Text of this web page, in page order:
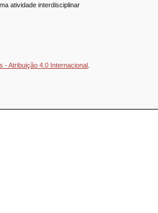
atividade interdisciplinar
- Atribuição 4.0 Internacional